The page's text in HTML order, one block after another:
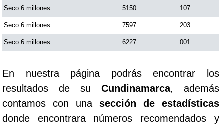
Seco 6 millones 5150 107
Seco 6 millones 7597 203
Seco 6 millones 6227 001
En nuestra página podrás encontrar los
resultados de su Cundinamarca, además
contamos con una sección de estadísticas
donde encontrara números recomendados y